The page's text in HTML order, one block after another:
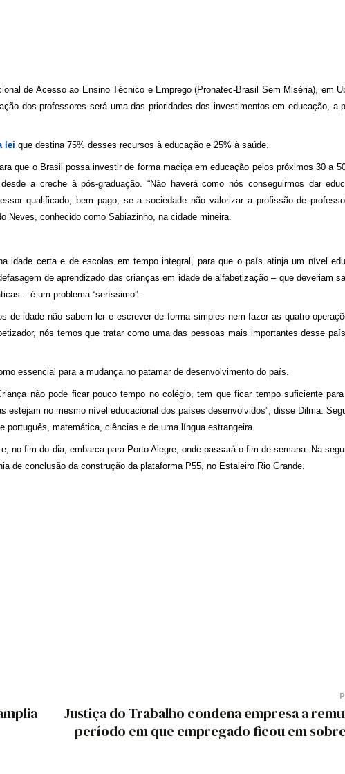
de Acesso ao Ensino Técnico e Emprego (Pronatec-Brasil Sem Miséria), em
dos professores será uma das prioridades dos investimentos em educação, a
lei que destina 75% desses recursos à educação e 25% à saúde.
que o Brasil possa investir de forma maciça em educação pelos próximos 30 a
a creche à pós-graduação. “Não haverá como nós conseguirmos dar
qualificado, bem pago, se a sociedade não valorizar a profissão de
Neves, conhecido como Sabiazinho, na cidade mineira.
idade certa e de escolas em tempo integral, para que o país atinja um nível
de aprendizado das crianças em idade de alfabetização – que deveriam
– é um problema “seríssimo”.
de idade não sabem ler e escrever de forma simples nem fazer as quatro
nós temos que tratar como uma das pessoas mais importantes desse
essencial para a mudança no patamar de desenvolvimento do país.
não pode ficar pouco tempo no colégio, tem que ficar tempo suficiente
estejam no mesmo nível educacional dos países desenvolvidos”, disse Dilma.
português, matemática, ciências e de uma língua estrangeira.
no fim do dia, embarca para Porto Alegre, onde passará o fim de semana. Na
de conclusão da construção da plataforma P55, no Estaleiro Rio Grande.
Justiça do Trabalho condena empresa a
período em que empregado ficou em